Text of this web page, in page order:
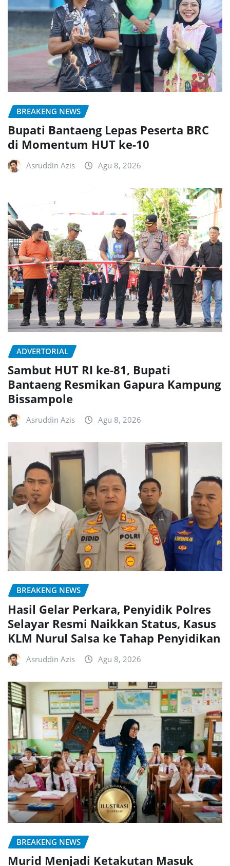
BREAKENG NEWS
Bupati Bantaeng Lepas Peserta BRC
di Momentum HUT ke-10
Asruddin Azis Agu 8, 2026
ADVERTORIAL
Sambut HUT RI ke-81, Bupati
Bantaeng Resmikan Gapura Kampung
Bissampole
Asruddin Azis Agu 8, 2026
BREAKENG NEWS
Hasil Gelar Perkara, Penyidik Polres
Selayar Resmi Naikkan Status, Kasus
KLM Nurul Salsa ke Tahap Penyidikan
Asruddin Azis Agu 8, 2026
BREAKENG NEWS
Murid Menjadi Ketakutan Masuk